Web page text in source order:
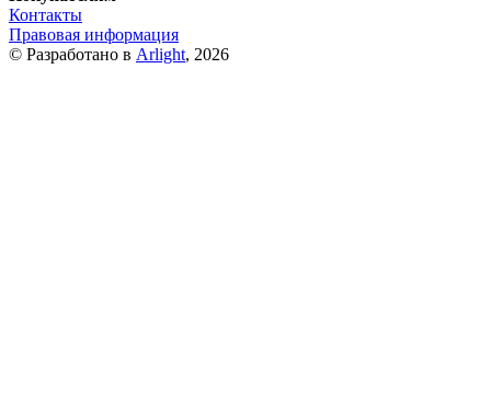
Контакты
Правовая информация
© Разработано в Arlight, 2026